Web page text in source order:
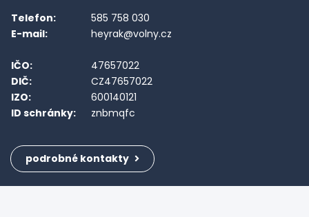
Telefon:
585 758 030
E-mail:
heyrak@volny.cz
IČO:
47657022
DIČ:
CZ47657022
IZO:
600140121
ID schránky:
znbmqfc
podrobné kontakty